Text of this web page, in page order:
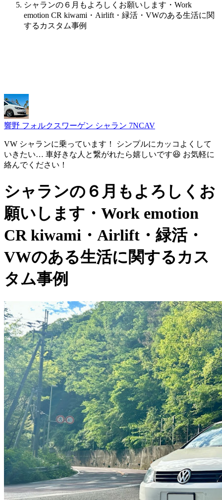
シャランの６月もよろしくお願いします・Work
emotion CR kiwami・Airlift・緑活・VWのある生活に関
するカスタム事例
響野 フォルクスワーゲン シャラン 7NCAV
VW シャランに乗っています！ シンプルにカッコよくして
いきたい… 車好きな人と繋がれたら嬉しいです😆 お気軽に
絡んでください！
シャランの６月もよろしくお
願いします・Work emotion
CR kiwami・Airlift・緑活・
VWのある生活に関するカス
タム事例